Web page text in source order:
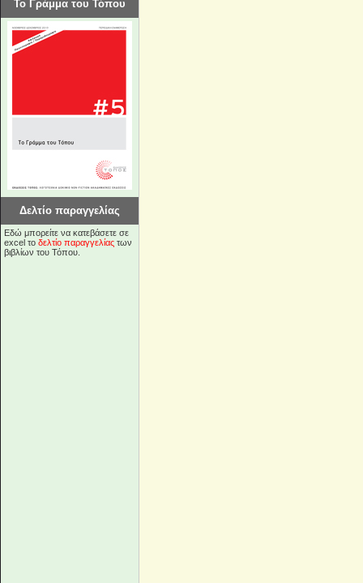
Το Γράμμα του Τόπου
Δελτίο παραγγελίας
Εδώ μπορείτε να κατεβάσετε σε
excel το δελτίο παραγγελίας των
βιβλίων του Τόπου.